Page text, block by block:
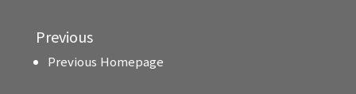
Previous
Previous Homepage